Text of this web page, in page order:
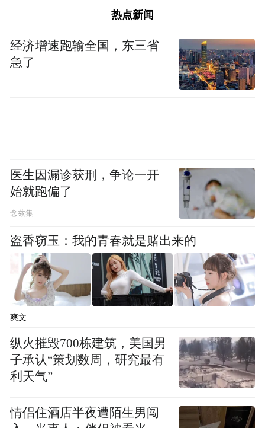
步机、健身车、力量训练器、休闲训练器
业,截至2023年底,捐助金额达3500余万元,涉
及教育、体育、文化、医疗等多个领域。
本次捐赠由厦门中山医院基金会牵线搭桥,基
金会表示,奉献企业爱心、发展慈善事业是他
怀慈善爱心、共伸援助之手,传递更多的温暖
和希望。
热点新闻
经济增速跑输全国，东三省
急了
医生因漏诊获刑，争论一开
始就跑偏了
念兹集
盗香窃玉：我的青春就是赌出来的
爽文
纵火摧毁700栋建筑，美国男
子承认“策划数周，研究最有
利天气”
情侣住酒店半夜遭陌生男闯